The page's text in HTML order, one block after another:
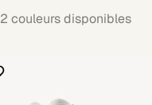
2 couleurs disponibles